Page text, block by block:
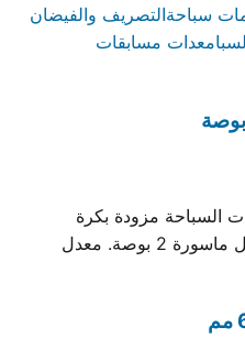
سباحةالتصريف والفيضان
معدات مسابقات
السباحة مزودة بكرة
متحركة لتوجيه المياه. تُلحم داخل ماسورة 2 بوصة. معدل